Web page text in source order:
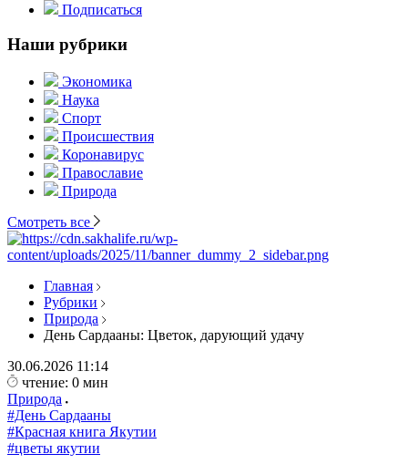
Подписаться
Наши рубрики
Экономика
Наука
Спорт
Происшествия
Коронавирус
Православие
Природа
Смотреть все
Главная
Рубрики
Природа
День Сардааны: Цветок, дарующий удачу
30.06.2026 11:14
чтение: 0 мин
Природа
#День Сардааны
#Красная книга Якутии
#цветы якутии